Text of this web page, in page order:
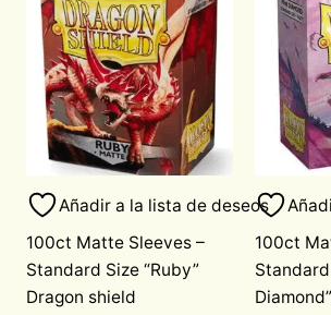
Añadir a la lista de deseos
100ct Matte Sleeves –
Standard Size “Ruby”
Dragon shield
100ct
Standard